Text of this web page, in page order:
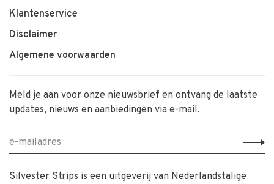
Klantenservice
Disclaimer
Algemene voorwaarden
Meld je aan voor onze nieuwsbrief en ontvang de laatste
updates, nieuws en aanbiedingen via e-mail.
Silvester Strips is een uitgeverij van Nederlandstalige